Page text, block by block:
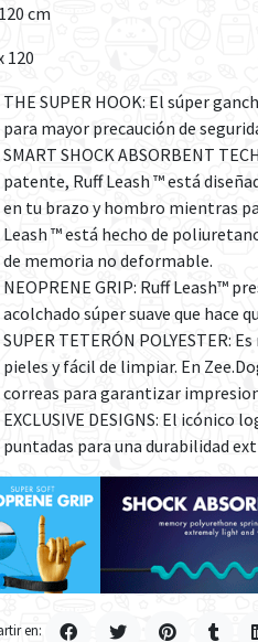
cm
120
THE SUPER HOOK: El súper
para mayor precaución de
SMART SHOCK ABSORBENT
patente, Ruff Leash ™ está
en tu brazo y hombro mientras
Leash ™ está hecho de
de memoria no deformable.
NEOPRENE GRIP: Ruff Leash™
acolchado súper suave que hace
SUPER TETERÓN POLYESTER:
pieles y fácil de limpiar. En
correas para garantizar
EXCLUSIVE DESIGNS: El
puntadas para una durabilidad
en: